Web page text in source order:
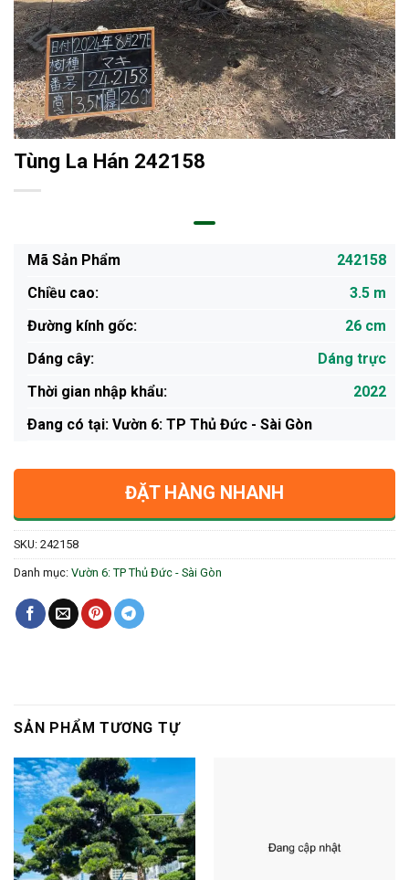
Tùng La Hán 242158
Mã Sản Phẩm
242158
Chiều cao:
3.5 m
Đường kính gốc:
26 cm
Dáng cây:
Dáng trực
Thời gian nhập khẩu:
2022
Ðang có tại: Vườn 6: TP Thủ Đức - Sài Gòn
ĐẶT HÀNG NHANH
SKU: 242158
Danh mục: Vườn 6: TP Thủ Đức - Sài Gòn
SẢN PHẨM TƯƠNG TỰ